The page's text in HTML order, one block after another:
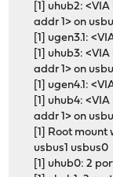
[1] uhub2:
addr 1> on
[1] ugen3.1:
[1] uhub3:
addr 1> on
[1] ugen4.1:
[1] uhub4:
addr 1> on
[1] Root
usbus1 usbus0
[1] uhub0: 2